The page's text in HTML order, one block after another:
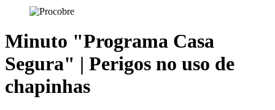
Minuto "Programa Casa
Segura" | Perigos no uso de
chapinhas